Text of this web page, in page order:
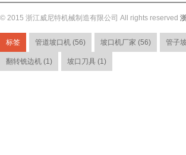
© 2015 浙江威尼特机械制造有限公司 All rights reserved
标签 管道坡口机 (56) 坡口机厂家 (56) 管子
翻转铣边机 (1) 坡口刀具 (1)